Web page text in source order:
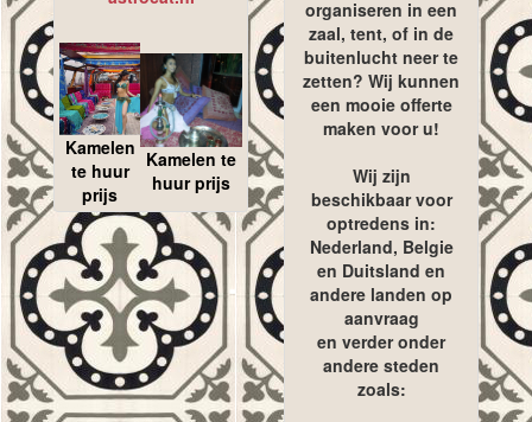
Kamelen
te huur
prijs
Kamelen te
huur prijs
organiseren in een
zaal, tent, of in de
buitenlucht neer te
zetten? Wij kunnen
een mooie offerte
maken voor u!
Wij zijn
beschikbaar voor
optredens in:
Nederland, Belgie
en Duitsland en
andere landen op
aanvraag
en verder onder
andere steden
zoals: